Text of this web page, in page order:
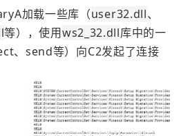
加载一些库（user32.dll、
等），使用ws2_32.dll库中的一
、send等）向C2发起了连接